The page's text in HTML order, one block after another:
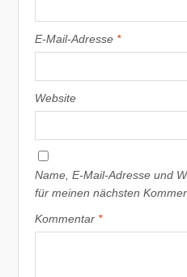
E-Mail-Adresse *
Website
Name, E-Mail-Adresse und
für meinen nächsten
Kommentar *